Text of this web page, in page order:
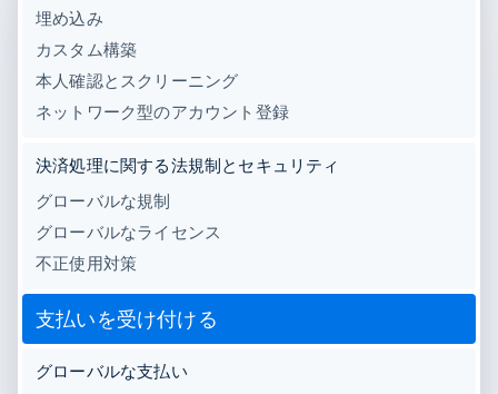
構築済み決済
Elements
柔軟な UI コン
ポーネント
決済手段
済手段を利用
対面支払い
Authorization
Boost
決済成功率の
Link
スピーディー
な決済
計算
Revenue
Recognition
自動化
カスタムレ
ポート
期
資金管理
プラットフォーム
SaaS
業種別
ゲーム
ホスピタリティ、旅行、
レジャー
保険
メディアおよびエンター
サブスクリプションを管
理
従量課金請求を提供
のカードを発行
エージェントによるサー
ビスのプロビジョニング
と管理
アプリへの導入
コードサンプル
会社
レンス
採用情報
ニュースルーム
Stripe Press
お問い合わせ
パートナーになる
埋め込み
カスタム構築
本人確認とスクリーニング
ネットワーク型のアカウント登録
決済処理に関する法規制とセキュリティ
グローバルな規制
グローバルなライセンス
不正使用対策
支払いを受け付ける
グローバルな支払い